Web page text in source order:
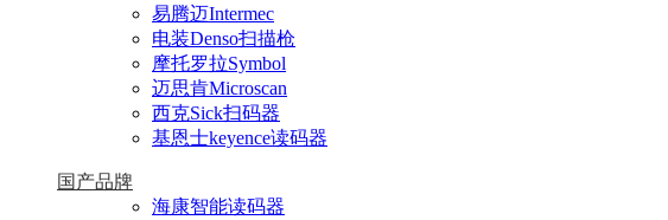
易腾迈Intermec
电装Denso扫描枪
摩托罗拉Symbol
迈思肯Microscan
西克Sick扫码器
基恩士keyence读码器
国产品牌
海康智能读码器